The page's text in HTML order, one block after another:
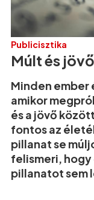
Publicisztika
Múlt és
Minden ember
amikor
és a jövő
fontos az
pillanat se
felismeri,
pillanatot sem